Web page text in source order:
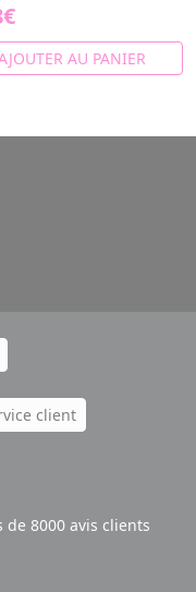
AU PANIER
client
de 8000 avis clients